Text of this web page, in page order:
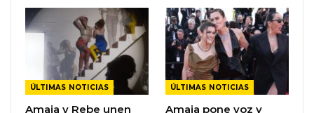
ÚLTIMAS NOTICIAS
Amaia y Rebe unen
ÚLTIMAS NOTICIAS
Amaia pone voz y